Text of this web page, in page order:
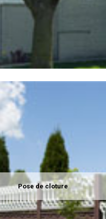
Pose de cloture